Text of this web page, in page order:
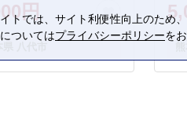
円
トでは、サイト利便性向上のため
ついてはプライバシーポリシーを